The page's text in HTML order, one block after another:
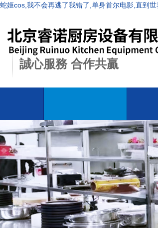
蛇姬cos,我不会再逃了我错了,单身首尔电影,直到
誠心服務 合作共贏